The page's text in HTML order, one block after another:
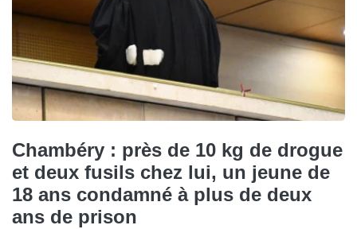
Chambéry : près de 10 kg de drogue
et deux fusils chez lui, un jeune de
18 ans condamné à plus de deux
ans de prison